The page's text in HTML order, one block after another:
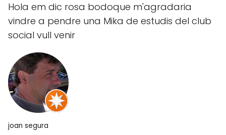
Hola em dic rosa bodoque m'agradaria
vindre a pendre una Mika de estudis del club
social vull venir
joan segura